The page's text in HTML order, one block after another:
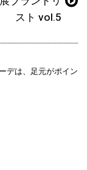
スト vol.5
デは、足元がポイン